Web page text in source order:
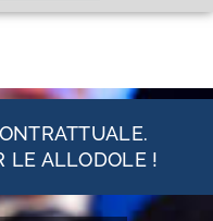
LE ALLODOLE !